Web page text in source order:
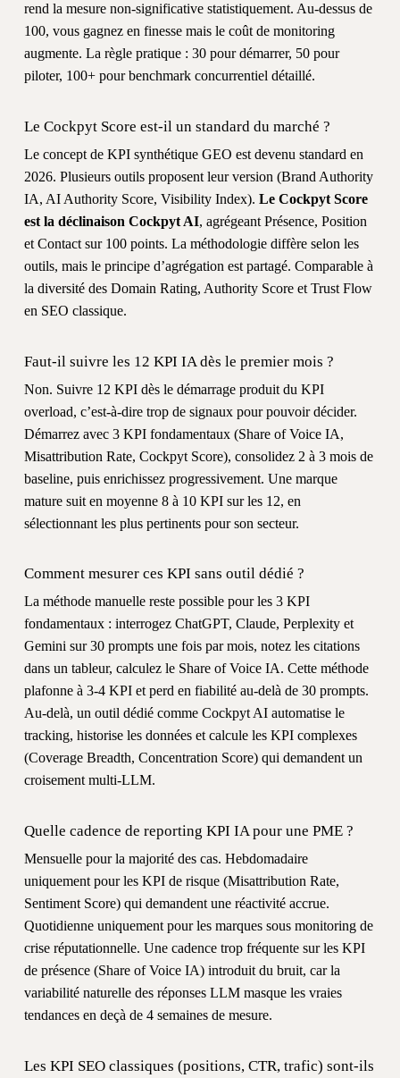
rend la mesure non-significative statistiquement. Au-dessus de
100, vous gagnez en finesse mais le coût de monitoring
augmente. La règle pratique : 30 pour démarrer, 50 pour
piloter, 100+ pour benchmark concurrentiel détaillé.
Le Cockpyt Score est-il un standard du marché ?
Le concept de KPI synthétique GEO est devenu standard en
2026. Plusieurs outils proposent leur version (Brand Authority
IA, AI Authority Score, Visibility Index). Le Cockpyt Score
est la déclinaison Cockpyt AI, agrégeant Présence, Position
et Contact sur 100 points. La méthodologie diffère selon les
outils, mais le principe d’agrégation est partagé. Comparable à
la diversité des Domain Rating, Authority Score et Trust Flow
en SEO classique.
Faut-il suivre les 12 KPI IA dès le premier mois ?
Non. Suivre 12 KPI dès le démarrage produit du KPI
overload, c’est-à-dire trop de signaux pour pouvoir décider.
Démarrez avec 3 KPI fondamentaux (Share of Voice IA,
Misattribution Rate, Cockpyt Score), consolidez 2 à 3 mois de
baseline, puis enrichissez progressivement. Une marque
mature suit en moyenne 8 à 10 KPI sur les 12, en
sélectionnant les plus pertinents pour son secteur.
Comment mesurer ces KPI sans outil dédié ?
La méthode manuelle reste possible pour les 3 KPI
fondamentaux : interrogez ChatGPT, Claude, Perplexity et
Gemini sur 30 prompts une fois par mois, notez les citations
dans un tableur, calculez le Share of Voice IA. Cette méthode
plafonne à 3-4 KPI et perd en fiabilité au-delà de 30 prompts.
Au-delà, un outil dédié comme Cockpyt AI automatise le
tracking, historise les données et calcule les KPI complexes
(Coverage Breadth, Concentration Score) qui demandent un
croisement multi-LLM.
Quelle cadence de reporting KPI IA pour une PME ?
Mensuelle pour la majorité des cas. Hebdomadaire
uniquement pour les KPI de risque (Misattribution Rate,
Sentiment Score) qui demandent une réactivité accrue.
Quotidienne uniquement pour les marques sous monitoring de
crise réputationnelle. Une cadence trop fréquente sur les KPI
de présence (Share of Voice IA) introduit du bruit, car la
variabilité naturelle des réponses LLM masque les vraies
tendances en deçà de 4 semaines de mesure.
Les KPI SEO classiques (positions, CTR, trafic) sont-ils